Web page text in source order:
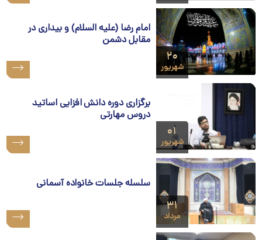
۲۰
شهریور
امام رضا (علیه السلام) و بیداری در
مقابل دشمن
۰۱
شهریور
برگزاری دوره دانش افزایی اساتید
دروس مهارتی
۳۱
مرداد
سلسله جلسات خانواده آسمانی